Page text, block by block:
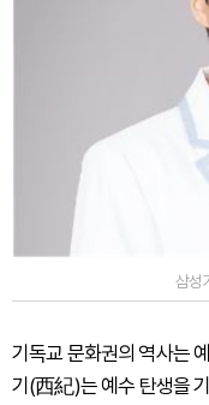
삼성
기독교 문화권의 역사는
기(西紀)는 예수 탄생을